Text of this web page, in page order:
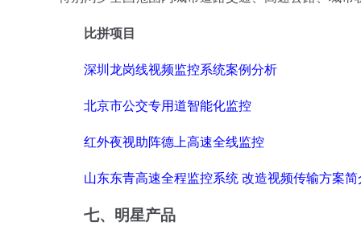
比拼项目
深圳龙岗线视频监控系统案例分析
北京市公交专用道智能化监控
红外夜视助阵德上高速全线监控
山东东青高速全程监控系统 改造视频传输方案
七、 明星产品